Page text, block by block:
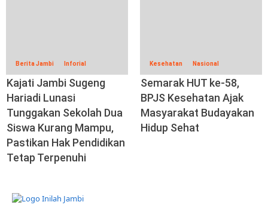
Berita Jambi Inforial
Kajati Jambi Sugeng
Hariadi Lunasi
Tunggakan Sekolah Dua
Siswa Kurang Mampu,
Pastikan Hak Pendidikan
Tetap Terpenuhi
Kesehatan Nasional
Semarak HUT ke-58,
BPJS Kesehatan Ajak
Masyarakat Budayakan
Hidup Sehat